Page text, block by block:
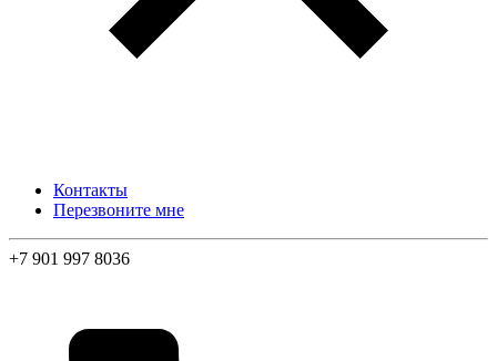
Контакты
Перезвоните мне
+7 901 997 8036